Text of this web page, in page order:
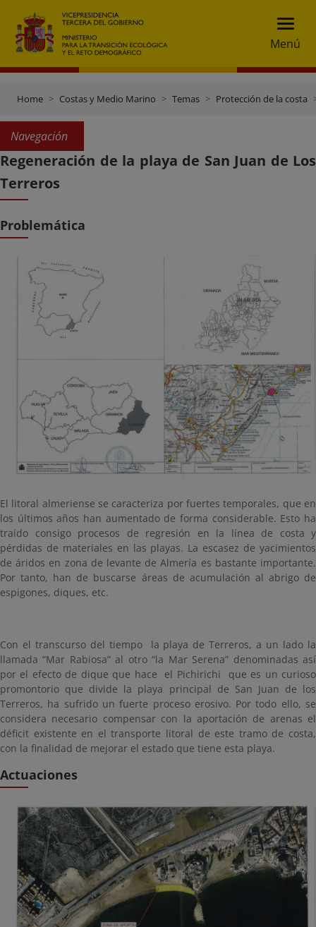
Menú
Home Costas y Medio Marino Temas Protección de la costa
Navegación
Regeneración de la playa de San Juan de Los
Terreros
Problemática
El litoral almeriense se caracteriza por fuertes temporales, que en
los últimos años han aumentado de forma considerable. Esto ha
traído consigo procesos de regresión en la línea de costa y
pérdidas de materiales en las playas. La escasez de yacimientos
de áridos en zona de levante de Almería es bastante importante.
Por tanto, han de buscarse áreas de acumulación al abrigo de
espigones, diques, etc.
Con el transcurso del tiempo la playa de Terreros, a un lado la
llamada “Mar Rabiosa” al otro “la Mar Serena” denominadas así
por el efecto de dique que hace el Pichirichi que es un curioso
promontorio que divide la playa principal de San Juan de los
Terreros, ha sufrido un fuerte proceso erosivo. Por todo ello, se
considera necesario compensar con la aportación de arenas el
déficit existente en el transporte litoral de este tramo de costa,
con la finalidad de mejorar el estado que tiene esta playa.
Actuaciones